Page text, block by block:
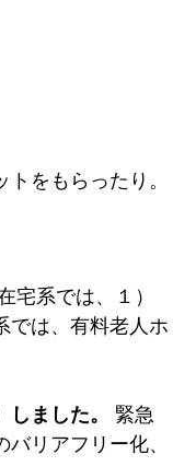
をもらったり。
宅系では、１）
では、有料老人ホ
ました。
緊急
リアフリー化、